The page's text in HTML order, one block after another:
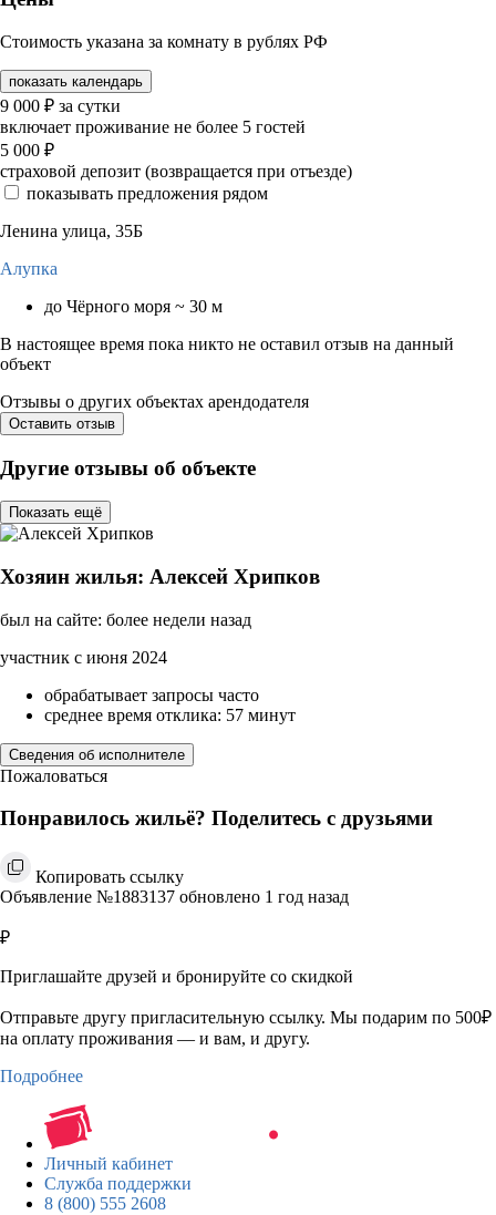
Стоимость указана за комнату в рублях РФ
показать календарь
9 000 ₽ за сутки
включает проживание не более 5 гостей
5 000 ₽
страховой депозит (возвращается при отъезде)
показывать предложения рядом
Ленина улица, 35Б
Алупка
до Чёрного моря ~ 30 м
В настоящее время пока никто не оставил отзыв на данный
объект
Отзывы о других объектах арендодателя
Оставить отзыв
Другие отзывы об объекте
Показать ещё
Хозяин жилья: Алексей Хрипков
был на сайте: более недели назад
участник с июня 2024
обрабатывает запросы часто
среднее время отклика: 57 минут
Сведения об исполнителе
Пожаловаться
Понравилось жильё? Поделитесь с друзьями
Копировать ссылку
Объявление №1883137 обновлено 1 год назад
₽
Приглашайте друзей и бронируйте со скидкой
Отправьте другу пригласительную ссылку. Мы подарим по 500₽
на оплату проживания — и вам, и другу.
Подробнее
Личный кабинет
Служба поддержки
8 (800) 555 2608